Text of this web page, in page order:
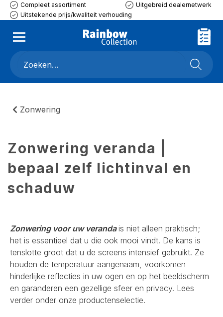
Compleet assortiment
Uitgebreid dealernetwerk
Uitstekende prijs/kwaliteit verhouding
Zonwering
Zonwering veranda |
bepaal zelf lichtinval en
schaduw
Zonwering voor uw verandais niet alleen praktisch;
het is essentieel dat u die ook mooi vindt. De kans is
tenslotte groot dat u de screens intensief gebruikt. Ze
houden de temperatuur aangenaam, voorkomen
hinderlijke reflecties in uw ogen en op het beeldscherm
en garanderen een gezellige sfeer en privacy. Lees
verder onder onze productenselectie.